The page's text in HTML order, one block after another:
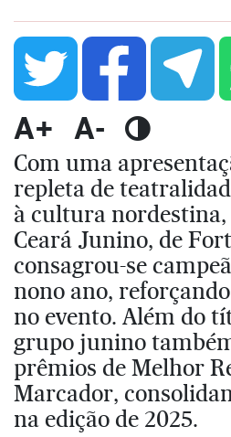
A+ A-
Com uma
repleta de
à cultura
Ceará Junino, de
consagrou-se
nono ano,
no evento. Além do
grupo junino
prêmios de Melhor
Marcador,
na edição de 2025.